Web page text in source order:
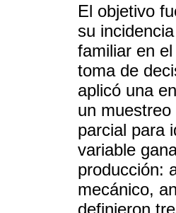
El objetivo
su
familiar en
toma de
aplicó una
un
parcial para
variable
producción:
mecánico,
definieron